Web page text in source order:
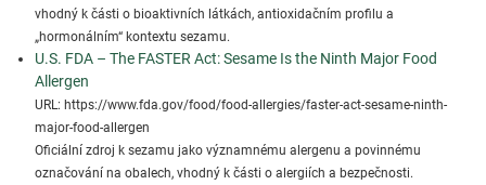
vhodný k části o bioaktivních látkách, antioxidačním profilu a
„hormonálním“ kontextu sezamu.
U.S. FDA – The FASTER Act: Sesame Is the Ninth Major Food
Allergen
URL: https://www.fda.gov/food/food-allergies/faster-act-sesame-ninth-
major-food-allergen
Oficiální zdroj k sezamu jako významnému alergenu a povinnému
označování na obalech, vhodný k části o alergiích a bezpečnosti.